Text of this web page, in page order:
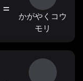
=
かがやくコウ
モリ